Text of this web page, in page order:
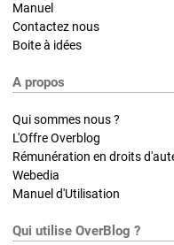
Manuel
Contactez nous
Boite à idées
A propos
Qui sommes nous ?
L'Offre Overblog
Rémunération en droits
Webedia
Manuel d'Utilisation
Qui utilise OverBlog ?